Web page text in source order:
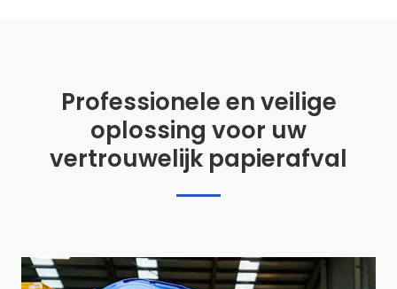
Professionele en veilige
oplossing voor uw
vertrouwelijk papierafval